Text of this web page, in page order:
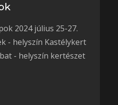
2024 július 25-27.
- helyszín Kastélykert
- helyszín kertészet